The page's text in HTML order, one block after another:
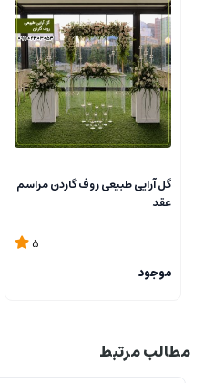
گل آرایی طبیعی روف گاردن مراسم
عقد
5
موجود
مطالب مرتبط